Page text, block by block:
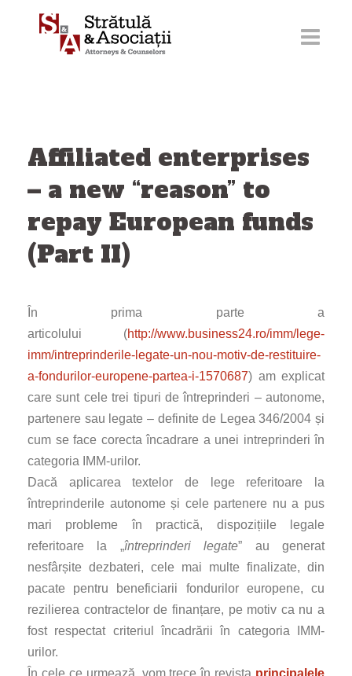
Affiliated enterprises
– a new “reason” to
repay European funds
(Part II)
În prima parte a
articolului (http://www.business24.ro/imm/lege-
imm/intreprinderile-legate-un-nou-motiv-de-restituire-
a-fondurilor-europene-partea-i-1570687) am explicat
care sunt cele trei tipuri de întreprinderi – autonome,
partenere sau legate – definite de Legea 346/2004 și
cum se face corecta încadrare a unei intreprinderi în
categoria IMM-urilor.
Dacă aplicarea textelor de lege referitoare la
întreprinderile autonome și cele partenere nu a pus
mari probleme în practică, dispozițiile legale
referitoare la „întreprinderi legate” au generat
nesfârșite dezbateri, cele mai multe finalizate, din
pacate pentru beneficiarii fondurilor europene, cu
rezilierea contractelor de finanțare, pe motiv ca nu a
fost respectat criteriul încadrării în categoria IMM-
urilor.
În cele ce urmează, vom trece în revista principalele